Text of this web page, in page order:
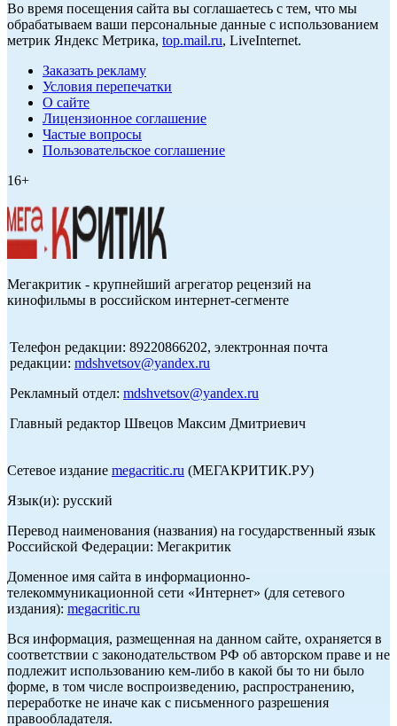
Во время посещения сайта вы соглашаетесь с тем, что мы
обрабатываем ваши персональные данные с использованием
метрик Яндекс Метрика, top.mail.ru, LiveInternet.
Заказать рекламу
Условия перепечатки
О сайте
Лицензионное соглашение
Частые вопросы
Пользовательское соглашение
16+
Мегакритик - крупнейший агрегатор рецензий на
кинофильмы в российском интернет-сегменте
Телефон редакции: 89220866202, электронная почта
редакции: mdshvetsov@yandex.ru
Рекламный отдел: mdshvetsov@yandex.ru
Главный редактор Швецов Максим Дмитриевич
Сетевое издание megacritic.ru (МЕГАКРИТИК.РУ)
Язык(и): русский
Перевод наименования (названия) на государственный язык
Российской Федерации: Мегакритик
Доменное имя сайта в информационно-
телекоммуникационной сети «Интернет» (для сетевого
издания): megacritic.ru
Вся информация, размещенная на данном сайте, охраняется в
соответствии с законодательством РФ об авторском праве и не
подлежит использованию кем-либо в какой бы то ни было
форме, в том числе воспроизведению, распространению,
переработке не иначе как с письменного разрешения
правообладателя.